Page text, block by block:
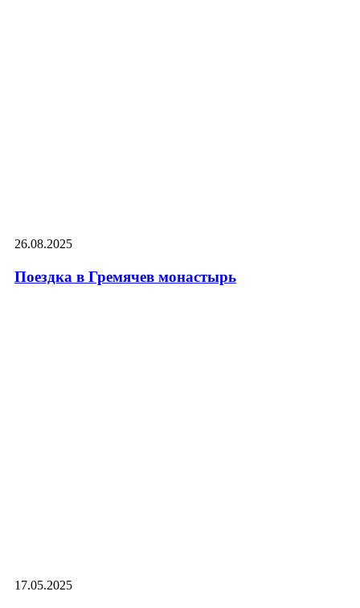
26.08.2025
Поездка в Гремячев монастырь
17.05.2025